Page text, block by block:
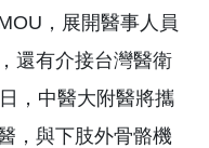
，展開醫事人員
還有介接台灣醫衛
，中醫大附醫將攜
，與下肢外骨骼機